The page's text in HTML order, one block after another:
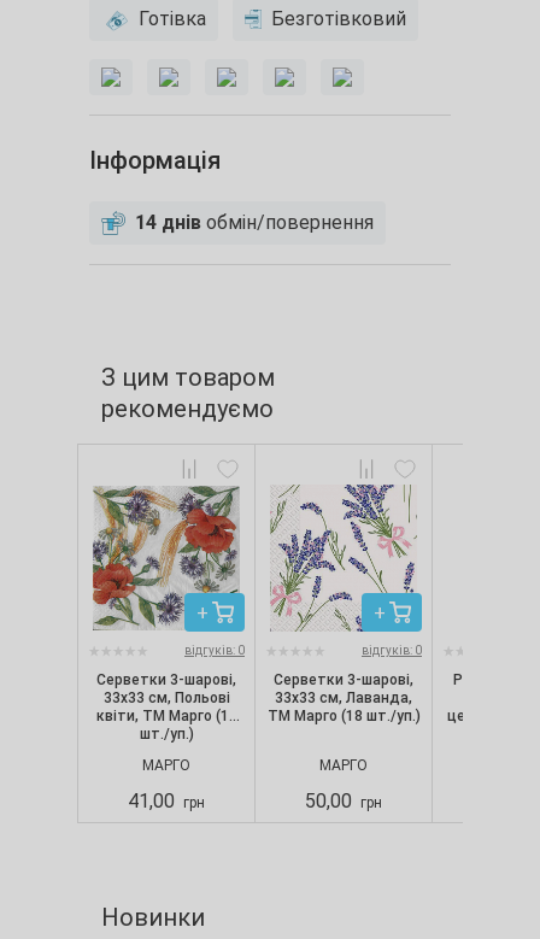
Готівка Безготівковий
Інформація
14 днів обмін/повернення
З цим товаром
рекомендуємо
відгуків: 0
Серветки 3-шарові,
33х33 см, Польові
квіти, ТМ Марго (18
шт./уп.)
МАРГО
41,00 грн
відгуків: 0
Серветки 3-шарові,
33х33 см, Лаванда,
ТМ Марго (18 шт./уп.)
МАРГО
50,00 грн
Рушники
целюлозні
Новинки